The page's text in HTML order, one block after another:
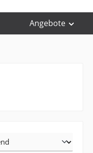
Angebote